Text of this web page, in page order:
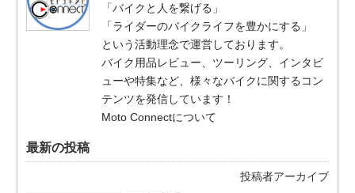
「バイクと人を繋げる」
「ライダーのバイクライフを豊かにする」
という活動理念で運営しております。
バイク用品レビュー、ツーリング、インタビ
ューや特集など、様々なバイクに関するコン
テンツを発信しています！
Moto Connectについて
最新の投稿
投稿者アーカイブ